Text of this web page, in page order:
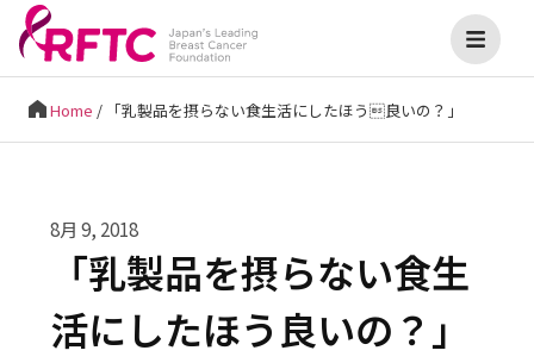
Home / 「乳製品を摂らない食生活にしたほう良いの？」
8月 9, 2018
「乳製品を摂らない食生
活にしたほう良いの？」